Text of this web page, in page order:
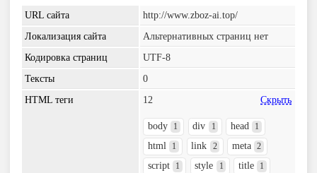
URL сайта
http://www.zboz-ai.top/
Локализация сайта
Альтернативных страниц нет
Кодировка страниц
UTF-8
Тексты
0
HTML теги
12 Скрыть
body 1 div 1 head 1
html 1 link 2 meta 2
script 1 style 1 title 1